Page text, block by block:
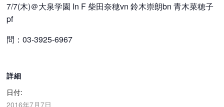
7/7(木)＠大泉学園 In F 柴田奈穂vn 鈴木崇朗bn 青木菜穂子
pf
問：03-3925-6967
詳細
日付:
2016年7月7日